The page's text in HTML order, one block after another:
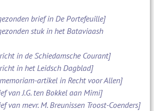
brief in De Portefeuille]
stuk in het Bataviaash
in de Schiedamsche Courant]
in het Leidsch Dagblad]
artikel in Recht voor Allen]
van J.G. ten Bokkel aan Mimi]
van mevr. M. Breunissen Troost-Coenders]